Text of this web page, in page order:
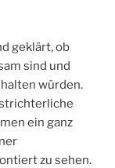
geklärt, ob
sind und
würden.
ein ganz
zu sehen.